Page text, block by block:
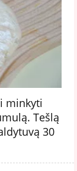
minkyti
Tešlą
30